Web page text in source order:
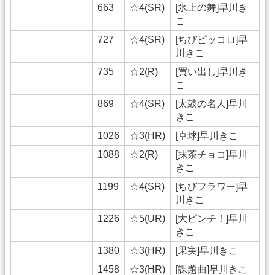
663
☆4(SR)
[氷上の舞]早川き
こ
727
☆4(SR)
[ちびピッコロ]早
川きこ
735
☆2(R)
[買い出し]早川き
こ
869
☆4(SR)
[太鼓の名人]早川
きこ
1026
☆3(HR)
[卓球]早川きこ
1088
☆2(R)
[抹茶チョコ]早川
きこ
1199
☆4(SR)
[ちびフラワー]早
川きこ
1226
☆5(UR)
[大ピンチ！]早川
きこ
1380
☆3(HR)
[果実]早川きこ
1458
☆3(HR)
[課題曲]早川きこ